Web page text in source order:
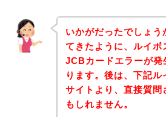
いかがだったでしょう
てきたように、ルイボ
JCBカードエラーが発
ります。後は、下記
サイトより、直接質問
もしれません。